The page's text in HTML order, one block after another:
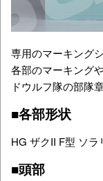
専用のマーキング
各部のマーキング
ドウルフ隊の部隊
■各部形状
HG ザクII F型 ソラ
■頭部